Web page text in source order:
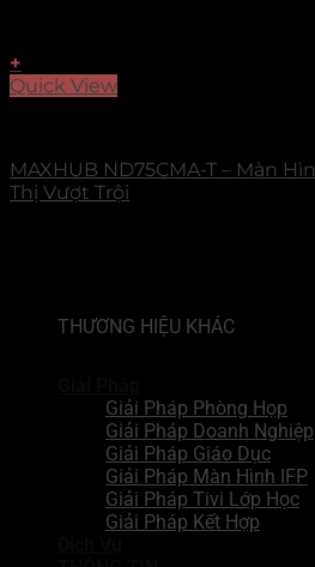
THƯƠNG HIỆU KHÁC
Giải Pháp Phòng Họp
Giải Pháp Doanh Nghiệp
Giải Pháp Giáo Dục
Giải Pháp Màn Hình IFP
Giải Pháp Tivi Lớp Học
Giải Pháp Kết Hợp
+
Quick View
MAXHUB ND75CMA-T – Màn
Thị Vượt Trội